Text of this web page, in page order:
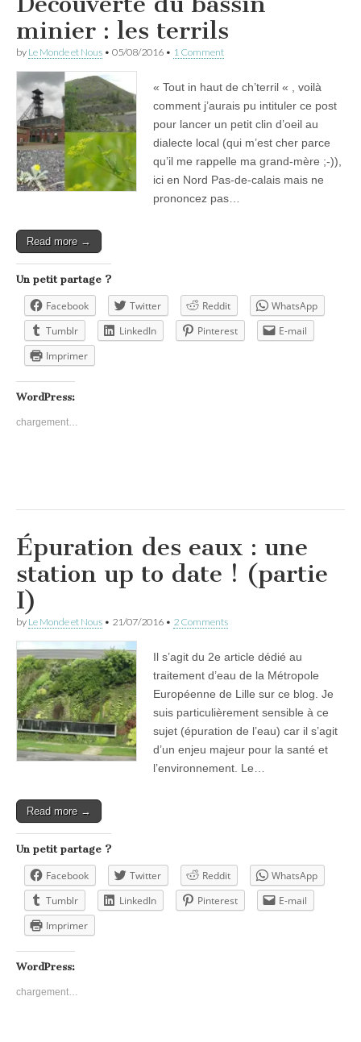
minier : les terrils
by Le Monde et Nous • 05/08/2016 • 1 Comment
« Tout in haut de ch’terril « , voilà
comment j’aurais pu intituler ce post
pour lancer un petit clin d’oeil au
dialecte local (qui m’est cher parce
qu’il me rappelle ma grand-mère ;-)),
ici en Nord Pas-de-calais mais ne
prononcez pas…
Read more →
Un petit partage ?
Facebook Twitter Reddit
WhatsApp
Tumblr
LinkedIn Pinterest
E-mail
Imprimer
WordPress:
chargement…
Épuration des eaux : une
station up to date ! (partie
I)
by Le Monde et Nous • 21/07/2016 • 2 Comments
Il s’agit du 2e article dédié au
traitement d’eau de la Métropole
Européenne de Lille sur ce blog. Je
suis particulièrement sensible à ce
sujet (épuration de l’eau) car il s’agit
d’un enjeu majeur pour la santé et
l’environnement. Le…
Read more →
Un petit partage ?
Facebook Twitter Reddit
WhatsApp
Tumblr
LinkedIn Pinterest
E-mail
Imprimer
WordPress:
chargement…